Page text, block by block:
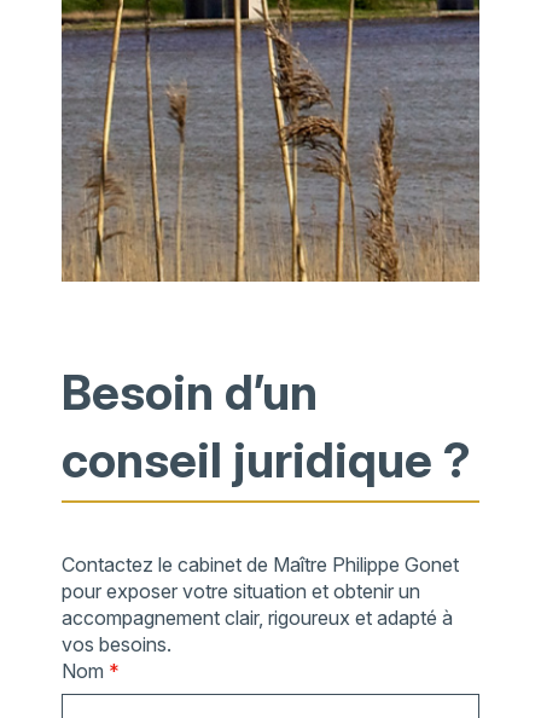
Besoin d’un
conseil juridique ?
Contactez le cabinet de Maître Philippe Gonet
pour exposer votre situation et obtenir un
accompagnement clair, rigoureux et adapté à
vos besoins.
Nom *